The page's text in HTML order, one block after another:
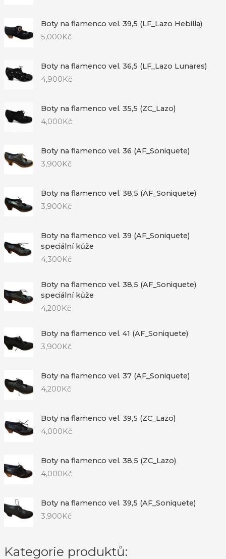
Boty na flamenco vel. 39,5 (LF_Lazo Hebilla)
5,000Kč
Boty na flamenco vel. 36,5 (LF_Lazo Lunares)
4,900Kč
Boty na flamenco vel. 35,5 (ZC_Lazo)
4,000Kč
Boty na flamenco vel. 36 (AF_Soniquete)
3,900Kč
Boty na flamenco vel. 38,5 (AF_Soniquete)
3,900Kč
Boty na flamenco vel. 39 (AF_Soniquete)
speciální kůže
4,300Kč
Boty na flamenco vel. 38,5 (AF_Soniquete)
speciální kůže
4,200Kč
Boty na flamenco vel. 41 (AF_Soniquete)
3,900Kč
Boty na flamenco vel. 37 (AF_Soniquete)
4,200Kč
Boty na flamenco vel. 39,5 (ZC_Lazo)
4,000Kč
Boty na flamenco vel. 38,5 (ZC_Lazo)
4,000Kč
Boty na flamenco vel. 39,5 (AF_Soniquete)
3,900Kč
Kategorie produktů: